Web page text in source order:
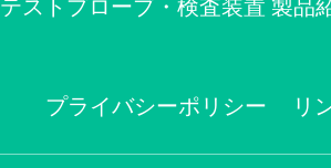
プライバシーポリシー リ